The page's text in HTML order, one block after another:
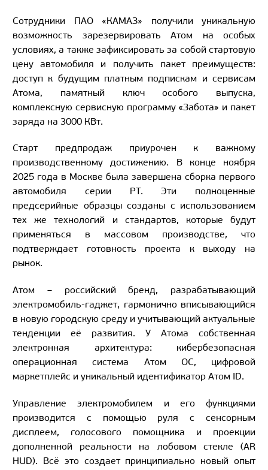
Сотрудники ПАО «КАМАЗ» получили уникальную
возможность зарезервировать Атом на особых
условиях, а также зафиксировать за собой стартовую
цену автомобиля и получить пакет преимуществ:
доступ к будущим платным подпискам и сервисам
Атома, памятный ключ особого выпуска,
комплексную сервисную программу «Забота» и пакет
заряда на 3000 КВт.
Старт предпродаж приурочен к важному
производственному достижению. В конце ноября
2025 года в Москве была завершена сборка первого
автомобиля серии PT. Эти полноценные
предсерийные образцы созданы с использованием
тех же технологий и стандартов, которые будут
применяться в массовом производстве, что
подтверждает готовность проекта к выходу на
рынок.
Атом – российский бренд, разрабатывающий
электромобиль-гаджет, гармонично вписывающийся
в новую городскую среду и учитывающий актуальные
тенденции её развития. У Атома собственная
электронная архитектура: кибербезопасная
операционная система Атом ОС, цифровой
маркетплейс и уникальный идентификатор Атом ID.
Управление электромобилем и его функциями
производится с помощью руля с сенсорным
дисплеем, голосового помощника и проекции
дополненной реальности на лобовом стекле (AR
HUD). Всё это создает принципиально новый опыт